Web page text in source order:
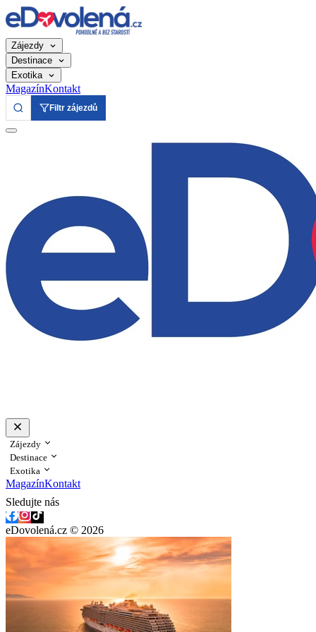
Zájezdy
Destinace
Exotika
MagazínKontakt
Filtr zájezdů
Zájezdy
Destinace
Exotika
MagazínKontakt
Sledujte nás
eDovolená.cz © 2026